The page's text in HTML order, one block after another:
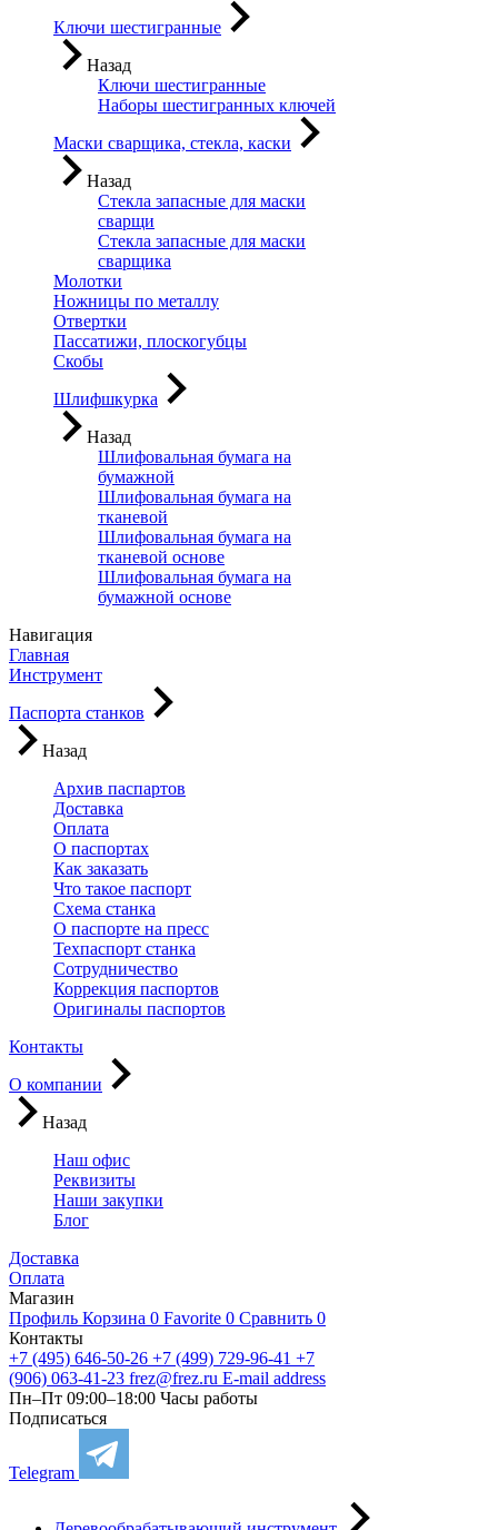
Ключи шестигранные
Назад
Ключи шестигранные
Наборы шестигранных ключей
Маски сварщика, стекла, каски
Назад
Стекла запасные для маски
сварщи
Стекла запасные для маски
сварщика
Молотки
Ножницы по металлу
Отвертки
Пассатижи, плоскогубцы
Скобы
Шлифшкурка
Назад
Шлифовальная бумага на
бумажной
Шлифовальная бумага на
тканевой
Шлифовальная бумага на
тканевой основе
Шлифовальная бумага на
бумажной основе
Навигация
Главная
Инструмент
Паспорта станков
Назад
Архив паспартов
Доставка
Оплата
О паспортах
Как заказать
Что такое паспорт
Схема станка
О паспорте на пресс
Техпаспорт станка
Сотрудничество
Коррекция паспортов
Оригиналы паспортов
Контакты
О компании
Назад
Наш офис
Реквизиты
Наши закупки
Блог
Доставка
Оплата
Магазин
Профиль Корзина 0 Favorite 0 Сравнить 0
Контакты
+7 (495) 646-50-26 +7 (499) 729-96-41 +7
(906) 063-41-23 frez@frez.ru E-mail address
Пн–Пт 09:00–18:00 Часы работы
Подписаться
Telegram